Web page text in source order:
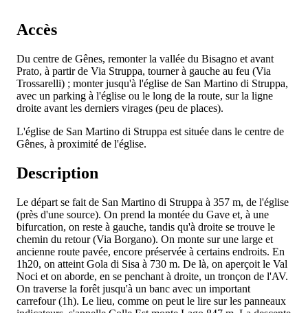
Accès
Du centre de Gênes, remonter la vallée du Bisagno et avant
Prato, à partir de Via Struppa, tourner à gauche au feu (Via
Trossarelli) ; monter jusqu'à l'église de San Martino di Struppa,
avec un parking à l'église ou le long de la route, sur la ligne
droite avant les derniers virages (peu de places).
L'église de San Martino di Struppa est située dans le centre de
Gênes, à proximité de l'église.
Description
Le départ se fait de San Martino di Struppa à 357 m, de l'église
(près d'une source). On prend la montée du Gave et, à une
bifurcation, on reste à gauche, tandis qu'à droite se trouve le
chemin du retour (Via Borgano). On monte sur une large et
ancienne route pavée, encore préservée à certains endroits. En
1h20, on atteint Gola di Sisa à 730 m. De là, on aperçoit le Val
Noci et on aborde, en se penchant à droite, un tronçon de l'AV.
On traverse la forêt jusqu'à un banc avec un important
carrefour (1h). Le lieu, comme on peut le lire sur les panneaux